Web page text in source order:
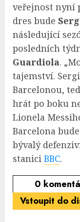
veřejnost nyní
dres bude
následující
posledních
Guardiola.
tajemství.
Barcelonou,
hrát po boku
Lionela
Barcelona
bývalý
stanici BBC.
0
Vstoupit do